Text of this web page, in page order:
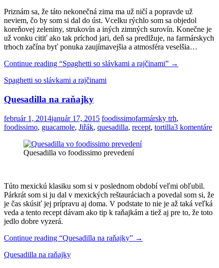
Priznám sa, že táto nekonečná zima ma už ničí a popravde už
neviem, čo by som si dal do úst. Vcelku rýchlo som sa objedol
koreňovej zeleniny, strukovín a iných zimných surovín. Konečne je
už vonku citiť ako tak príchod jari, deň sa predlžuje, na farmárskych
trhoch začína byť ponuka zaujímavejšia a atmosféra veselšia…
Continue reading “Spaghetti so slávkami a rajčinami” →
Spaghetti so slávkami a rajčinami
Quesadilla na raňajky
február 1, 2014január 17, 2015 foodissimofarmársky trh,
foodissimo, guacamole, Jiřák, quesadilla, recept, tortilla3 komentáre
Quesadilla vo foodissimo prevedení
Túto mexickú klasiku som si v poslednom období veľmi obľubil.
Párkrát som si ju dal v mexických reštauráciach a povedal som si, že
je čas skúsiť jej prípravu aj doma. V podstate to nie je až taká veľká
veda a tento recept dávam ako tip k raňajkám a tiež aj pre to, že toto
jedlo dobre vyzerá.
Continue reading “Quesadilla na raňajky” →
Quesadilla na raňajky